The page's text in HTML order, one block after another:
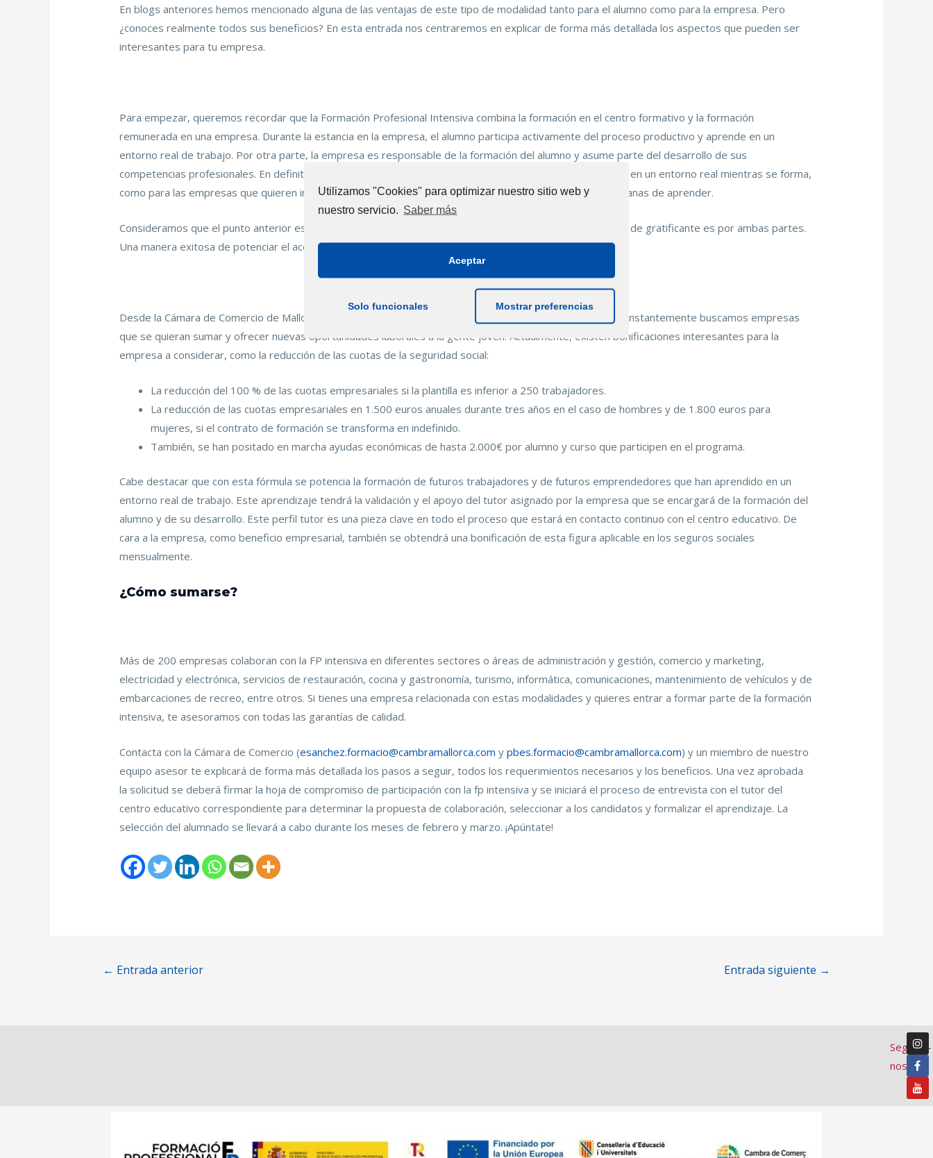
En blogs anteriores hemos mencionado alguna de las ventajas de este tipo de modalidad tanto para el alumno como para la empresa. Pero
¿conoces realmente todos sus beneficios? En esta entrada nos centraremos en explicar de forma más detallada los aspectos que pueden ser
interesantes para tu empresa.
Para empezar, queremos recordar que la Formación Profesional Intensiva combina la formación en el centro formativo y la formación
remunerada en una empresa. Durante la estancia en la empresa, el alumno participa activamente del proceso productivo y aprende en un
entorno real de trabajo. Por otra parte, la empresa es responsable de la formación del alumno y asume parte del desarrollo de sus
competencias profesionales. En definitiva, es una buena opción tanto para el alumnado que quiere trabajar en un entorno real mientras se forma,
como para las empresas que quieren incorporar a sus plantillas personal joven, con motivación y muchas ganas de aprender.
Consideramos que el punto anterior es el principal beneficio de esta comunión formación-empresa y como de gratificante es por ambas partes.
Una manera exitosa de potenciar el acercamiento del mundo educativo a las necesidades de la empresa.
Desde la Cámara de Comercio de Mallorca queremos fomentar este tipo de formación y es por ello que constantemente buscamos empresas
que se quieran sumar y ofrecer nuevas oportunidades laborales a la gente joven. Actualmente, existen bonificaciones interesantes para la
empresa a considerar, como la reducción de las cuotas de la seguridad social:
La reducción del 100 % de las cuotas empresariales si la plantilla es inferior a 250 trabajadores.
La reducción de las cuotas empresariales en 1.500 euros anuales durante tres años en el caso de hombres y de 1.800 euros para
mujeres, si el contrato de formación se transforma en indefinido.
También, se han positado en marcha ayudas económicas de hasta 2.000€ por alumno y curso que participen en el programa.
Cabe destacar que con esta fórmula se potencia la formación de futuros trabajadores y de futuros emprendedores que han aprendido en un
entorno real de trabajo. Este aprendizaje tendrá la validación y el apoyo del tutor asignado por la empresa que se encargará de la formación del
alumno y de su desarrollo. Este perfil tutor es una pieza clave en todo el proceso que estará en contacto continuo con el centro educativo. De
cara a la empresa, como beneficio empresarial, también se obtendrá una bonificación de esta figura aplicable en los seguros sociales
mensualmente.
¿Cómo sumarse?
Más de 200 empresas colaboran con la FP intensiva en diferentes sectores o áreas de administración y gestión, comercio y marketing,
electricidad y electrónica, servicios de restauración, cocina y gastronomía, turismo, informática, comunicaciones, mantenimiento de vehículos y de
embarcaciones de recreo, entre otros. Si tienes una empresa relacionada con estas modalidades y quieres entrar a formar parte de la formación
intensiva, te asesoramos con todas las garantías de calidad.
Contacta con la Cámara de Comercio (esanchez.formacio@cambramallorca.com ypbes.formacio@cambramallorca.com) y un miembro de nuestro
equipo asesor te explicará de forma más detallada los pasos a seguir, todos los requerimientos necesarios y los beneficios. Una vez aprobada
la solicitud se deberá firmar la hoja de compromiso de participación con la fp intensiva y se iniciará el proceso de entrevista con el tutor del
centro educativo correspondiente para determinar la propuesta de colaboración, seleccionar a los candidatos y formalizar el aprendizaje. La
selección del alumnado se llevará a cabo durante los meses de febrero y marzo. ¡Apúntate!
← Entrada anterior Entrada siguiente →
Segueix-
nos:
Utilizamos "Cookies" para optimizar nuestro sitio web y
nuestro servicio. Saber más
Aceptar
Solo funcionales Mostrar preferencias